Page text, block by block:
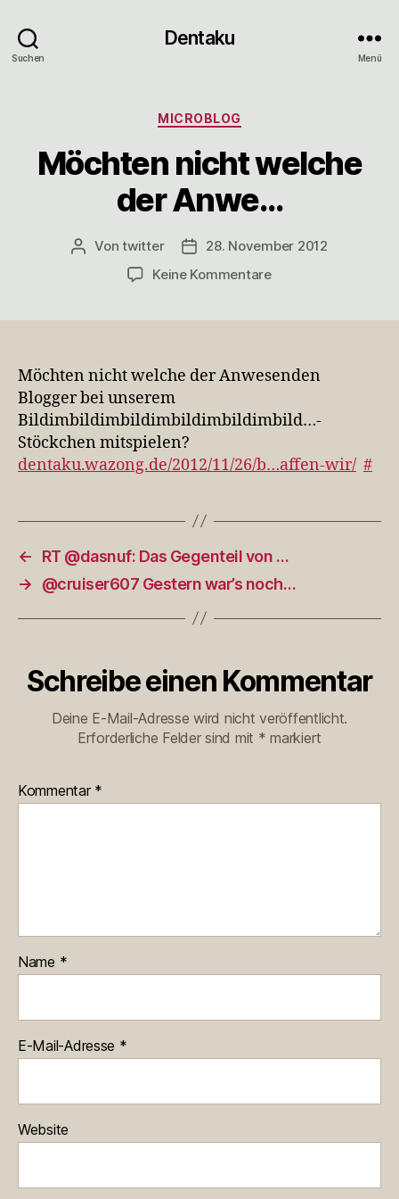
Suchen
Dentaku
Menü
Kategorien
MICROBLOG
Möchten nicht welche
der Anwe…
Beitragsautor
Vontwitter Veröffentlichungsdatum
28. November 2012
Keine Kommentarezu
Anwe…
Möchten nicht welche der Anwesenden
Blogger bei unserem
Bildimbildimbildimbildimbildimbild…-
Stöckchen mitspielen?
dentaku.wazong.de/2012/11/26/b…affen-wir/ #
←
RT @dasnuf: Das Gegenteil von …
→
@cruiser607 Gestern war’s noch…
Schreibe einen Kommentar
Deine E-Mail-Adresse wird nicht veröffentlicht.
Erforderliche Felder sind mit * markiert
Kommentar *
Name *
E-Mail-Adresse *
Website